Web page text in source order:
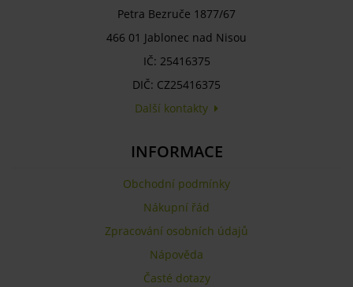
Petra Bezruče 1877/67
466 01 Jablonec nad Nisou
IČ: 25416375
DIČ: CZ25416375
Další kontakty
INFORMACE
Obchodní podmínky
Nákupní řád
Zpracování osobních údajů
Nápověda
Časté dotazy